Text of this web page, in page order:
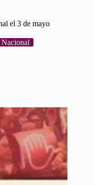
el 3 de mayo
Nacional